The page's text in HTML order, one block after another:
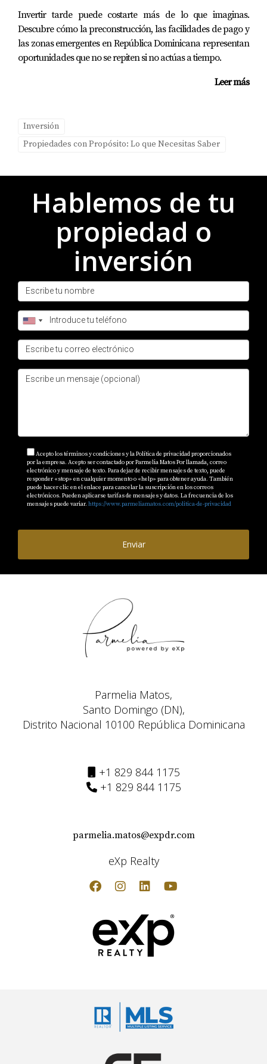
Invertir tarde puede costarte más de lo que imaginas.
Descubre cómo la preconstrucción, las facilidades de pago y
las zonas emergentes en República Dominicana representan
oportunidades que no se repiten si no actúas a tiempo.
Leer más
Inversión
Propiedades con Propósito: Lo que Necesitas Saber
Hablemos de tu
propiedad o
inversión
Acepto los términos y condiciones y la Política de privacidad proporcionados
por la empresa. Acepto ser contactado por Parmelia Matos Por llamada, correo
electrónico y mensaje de texto. Para dejar de recibir mensajes de texto, puede
responder «stop» en cualquier momento o «help» para obtener ayuda. También
puede hacer clic en el enlace para cancelar la suscripción en los correos
electrónicos. Pueden aplicarse tarifas de mensajes y datos. La frecuencia de los
mensajes puede variar. https://www.parmeliamatos.com/politica-de-privacidad
Enviar
Parmelia Matos,
Santo Domingo (DN),
Distrito Nacional 10100 República Dominicana
+1 829 844 1175
+1 829 844 1175
parmelia.matos@expdr.com
eXp Realty